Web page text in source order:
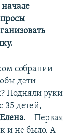
собрании
дети
Подняли руки
35 детей, –
Елена. – Первая
и не было. А